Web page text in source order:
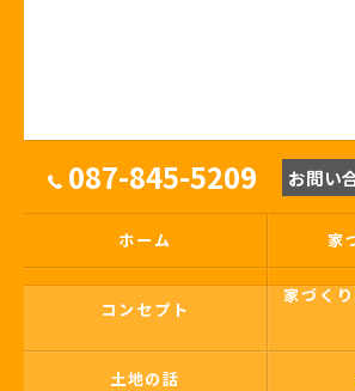
087-845-5209 お問い
ホーム 家
コンセプト
家づく
土地の話